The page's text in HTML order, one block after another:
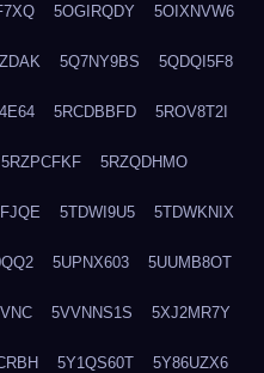
5OGIRQDY 5OIXNVW6
5Q7NY9BS 5QDQI5F8
5RCDBBFD 5ROV8T2I
5RZPCFKF 5RZQDHMO
5TDWI9U5 5TDWKNIX
5UPNX603 5UUMB8OT
5VVNNS1S 5XJ2MR7Y
5Y1QS60T 5Y86UZX6